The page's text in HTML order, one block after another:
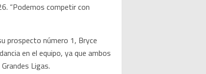
“Podemos competir con
prospecto número 1, Bryce
en el equipo, ya que ambos
Ligas.